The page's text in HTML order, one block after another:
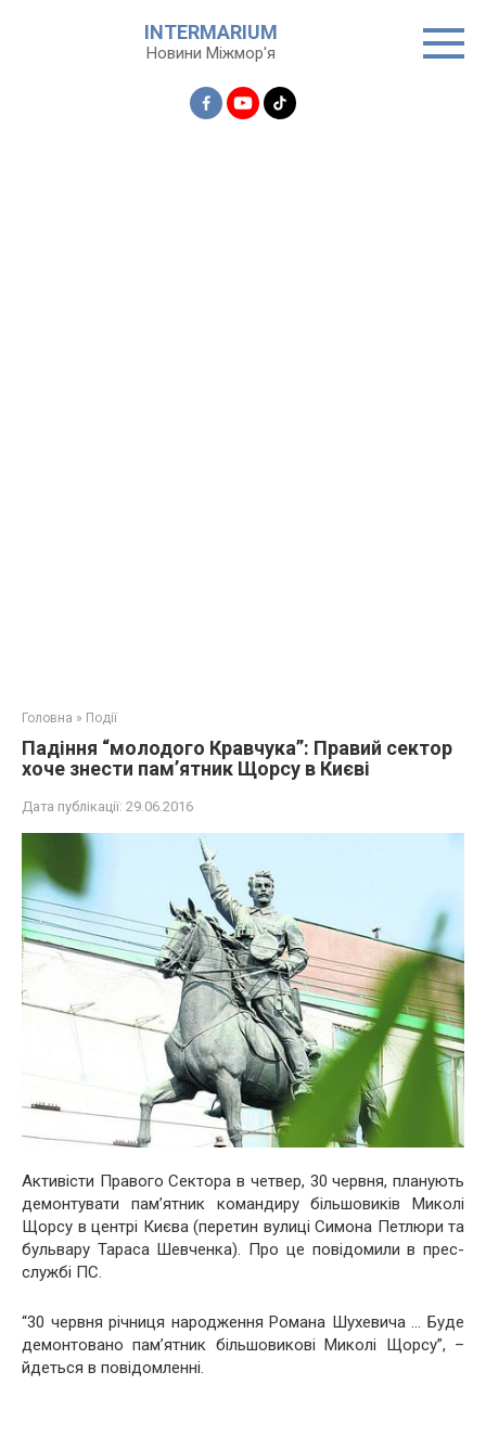
INTERMARIUM
Новини Міжмор'я
Головна » Події
Падіння “молодого Кравчука”: Правий сектор
хоче знести пам’ятник Щорсу в Києві
Дата публікації: 29.06.2016
Активісти Правого Сектора в четвер, 30 червня, планують
демонтувати пам’ятник командиру більшовиків Миколі
Щорсу в центрі Києва (перетин вулиці Симона Петлюри та
бульвару Тараса Шевченка). Про це повідомили в прес-
службі ПС.
“30 червня річниця народження Романа Шухевича … Буде
демонтовано пам’ятник більшовикові Миколі Щорсу”, –
йдеться в повідомленні.